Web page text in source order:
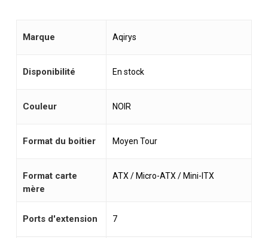
Marque Aqirys
Disponibilité En stock
Couleur NOIR
Format du boitier Moyen Tour
Format carte
mère
ATX / Micro-ATX / Mini-ITX
Ports d'extension 7